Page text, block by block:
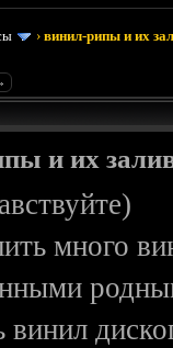
›винил-рипы и их
и их
много
винил